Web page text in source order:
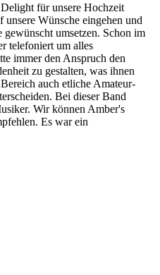
für unsere Hochzeit
Wünsche eingehen und
umsetzen. Schon im
telefoniert um alles
immer den Anspruch den
zu gestalten, was ihnen
auch etliche Amateur-
Bei dieser Band
Wir können Amber's
Es war ein